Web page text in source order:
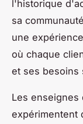
l'historique
sa
une
où chaque
et ses besoins
Les enseignes
expérimentent